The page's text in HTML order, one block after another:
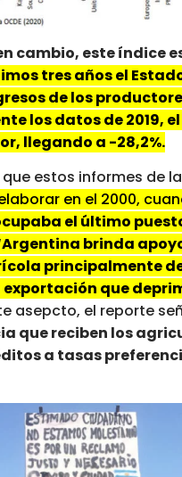
cambio, este índice
tres años el
de los
los datos de 2019,
llegando a -28,2%.
estos informes de la
en el 2000,
el último
brinda
principalmente
que
asepcto, el reporte
que reciben los
a tasas